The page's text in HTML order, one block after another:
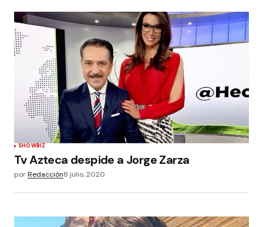
SHOWBIZ
Tv Azteca despide a Jorge Zarza
porRedacción8 julio, 2020